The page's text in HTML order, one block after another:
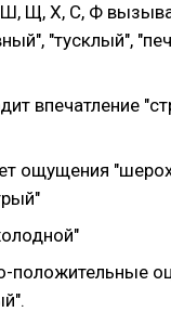
Ш, Щ, Х, С, Ф
"тусклый",
впечатление
ощущения
положительные